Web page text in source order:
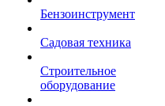
Бензоинструмент
Садовая техника
Строительное
оборудование